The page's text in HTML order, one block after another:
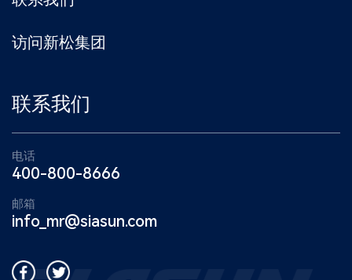
访问新松集团
联系我们
电话
400-800-8666
邮箱
info_mr@siasun.com